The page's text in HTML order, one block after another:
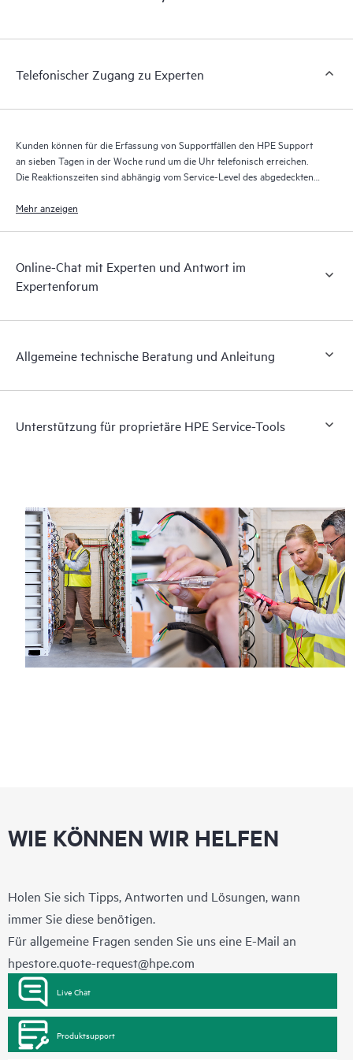
Supportverträgen liefert, die durch den HPE Tech Care Service
Verwaltung ihrer Assets. Sie sehen auf einen Blick, welche
interagieren. Mit neuen Self-Service-Tools können Kunden
selbst ausführen und ein Portal mit sorgfältig
zusammengestellten Wissensressourcen nutzen. HPE Tech Care
Beitrag für Operational Excellence und Leistungsoptimierung
vom Edge bis zur Cloud leisten.
Telefonischer Zugang zu Experten
Kunden können für die Erfassung von Supportfällen den HPE Support
an sieben Tagen in der Woche rund um die Uhr telefonisch erreichen.
Die Reaktionszeiten sind abhängig vom Service-Level des abgedeckten
Mehr anzeigen
Online-Chat mit Experten und Antwort im
Expertenforum
Allgemeine technische Beratung und Anleitung
Unterstützung für proprietäre HPE Service-Tools
WIE KÖNNEN WIR HELFEN
Holen Sie sich Tipps, Antworten und Lösungen, wann
immer Sie diese benötigen.
Für allgemeine Fragen senden Sie uns eine E-Mail an
hpestore.quote-request@hpe.com
Live Chat
Produktsupport